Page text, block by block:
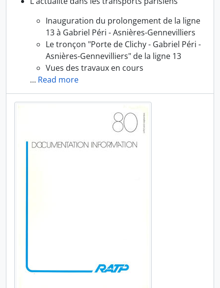
Inauguration du prolongement de la ligne
13 à Gabriel Péri - Asnières-Gennevilliers
Le tronçon "Porte de Clichy - Gabriel Péri -
Asnières-Gennevilliers" de la ligne 13
Vues des travaux en cours
… Read more